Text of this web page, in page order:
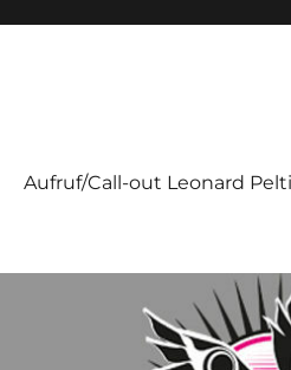
Aufruf/Call-out Leonard